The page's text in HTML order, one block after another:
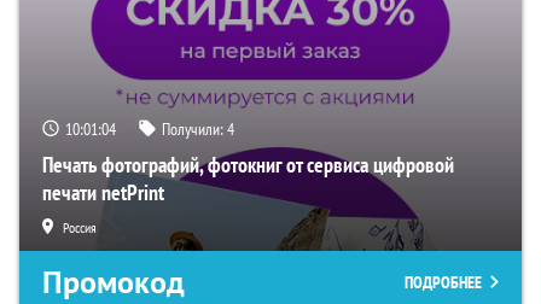
10:01:03 Получили:4
Печать фотографий, фотокниг от сервиса цифровой
печати netPrint
Россия
Промокод ПОДРОБНЕЕ